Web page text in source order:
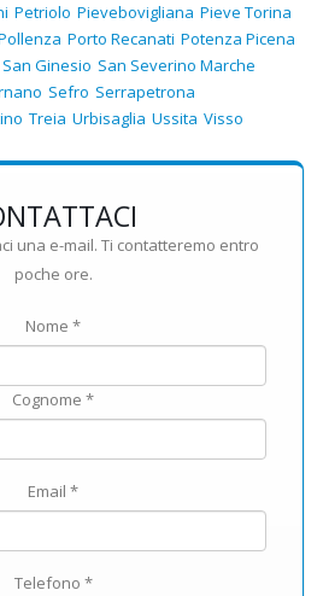
Petriolo Pievebovigliana Pieve Torina
Porto Recanati Potenza Picena
San Ginesio San Severino Marche
Sefro Serrapetrona
Treia Urbisaglia Ussita Visso
una e-mail. Ti contatteremo entro
poche ore.
Nome *
Cognome *
Email *
Telefono *